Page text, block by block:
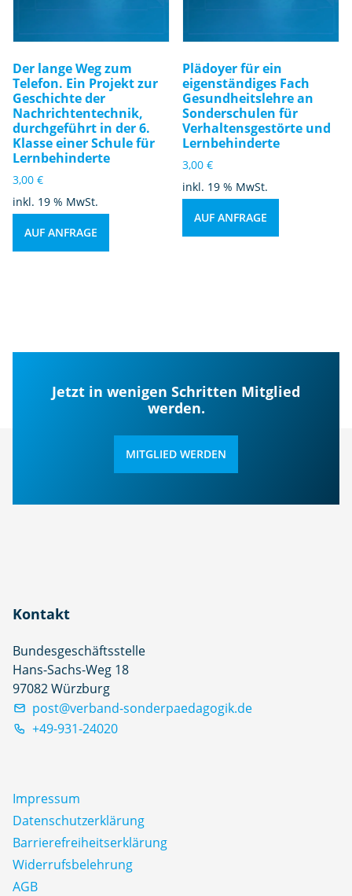
Der lange Weg zum
Telefon. Ein Projekt zur
Geschichte der
Nachrichtentechnik,
durchgeführt in der 6.
Klasse einer Schule für
Lernbehinderte
3,00 €
inkl. 19 % MwSt.
AUF ANFRAGE
Plädoyer für ein
eigenständiges Fach
Gesundheitslehre an
Sonderschulen für
Verhaltensgestörte und
Lernbehinderte
3,00€
inkl. 19 % MwSt.
AUF ANFRAGE
Jetzt in wenigen Schritten Mitglied
werden.
MITGLIED WERDEN
Kontakt
Bundesgeschäftsstelle
Hans-Sachs-Weg 18
97082 Würzburg
post@verband-sonderpaedagogik.de
+49-931-24020
Impressum
Datenschutz­erklärung
Barrierefreiheitserklärung
Widerrufsbelehrung
AGB